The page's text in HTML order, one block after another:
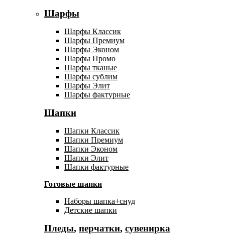
Шарфы
Шарфы Классик
Шарфы Премиум
Шарфы Эконом
Шарфы Промо
Шарфы тканые
Шарфы сублим
Шарфы Элит
Шарфы фактурные
Шапки
Шапки Классик
Шапки Премиум
Шапки Эконом
Шапки Элит
Шапки фактурные
Готовые шапки
Наборы шапка+снуд
Детские шапки
Пледы, перчатки, сувенирка